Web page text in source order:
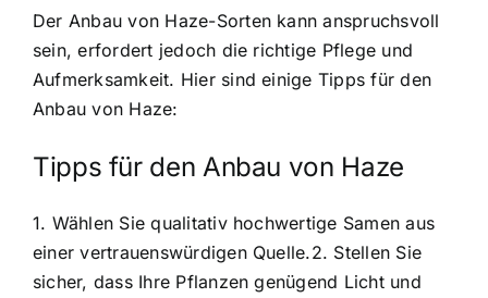
Der Anbau von Haze-Sorten kann anspruchsvoll
sein, erfordert jedoch die richtige Pflege und
Aufmerksamkeit. Hier sind einige Tipps für den
Anbau von Haze:
Tipps für den Anbau von Haze
1. Wählen Sie qualitativ hochwertige Samen aus
einer vertrauenswürdigen Quelle.2. Stellen Sie
sicher, dass Ihre Pflanzen genügend Licht und